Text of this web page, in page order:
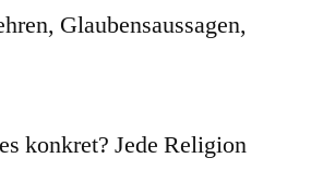
Glaubensaussagen,
konkret? Jede Religion